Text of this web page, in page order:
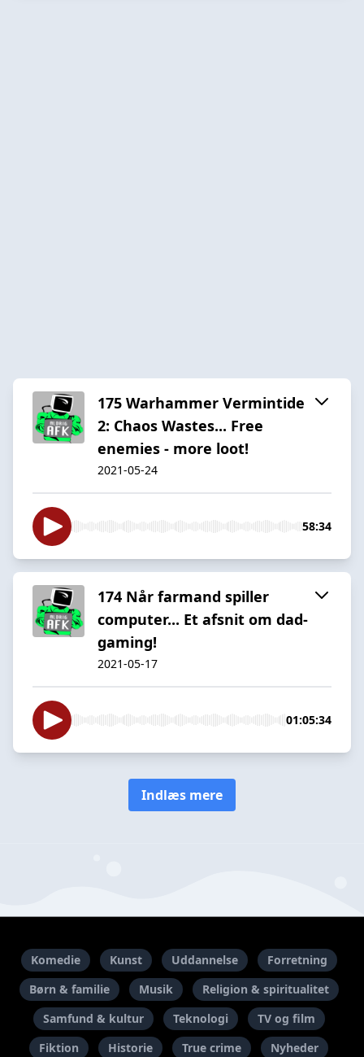
175 Warhammer Vermintide
2: Chaos Wastes... Free
enemies - more loot!
2021-05-24
58:34
174 Når farmand spiller
computer... Et afsnit om dad-
gaming!
2021-05-17
01:05:34
Indlæs mere
Komedie Kunst Uddannelse
Forretning
Børn & familie
Musik
Religion & spiritualitet
Samfund & kultur
Teknologi
TV og film
Fiktion
Historie True crime Nyheder